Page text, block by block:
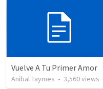
Vuelve A Tu Primer Amor
Anibal Taymes • 3,560views